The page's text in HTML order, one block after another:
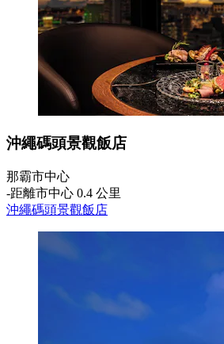
沖繩碼頭景觀飯店
那霸市中心
‐距離市中心 0.4 公里
沖繩碼頭景觀飯店